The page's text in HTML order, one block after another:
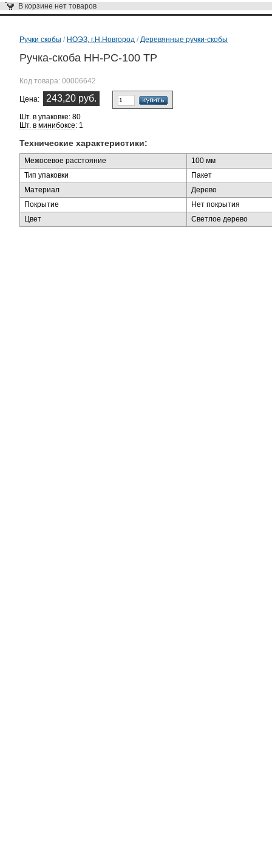
В корзине нет товаров
Ручки скобы / НОЭЗ, г.Н.Новгород / Деревянные ручки-скобы
Ручка-скоба НН-РС-100 ТР
Код товара: 00006642
Цена: 243,20 руб.
Шт. в упаковке: 80
Шт. в минибоксе: 1
Технические характеристики:
Межосевое расстояние
100 мм
Тип упаковки
Пакет
Материал
Дерево
Покрытие
Нет покрытия
Цвет
Светлое дерево